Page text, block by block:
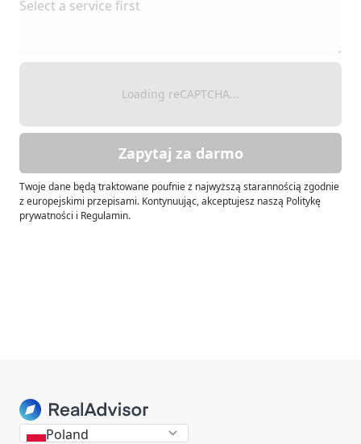
Loading reCAPTCHA...
Zapytaj za darmo
Twoje dane będą traktowane poufnie z najwyższą starannością zgodnie
z europejskimi przepisami. Kontynuując, akceptujesz naszą Politykę
prywatności i Regulamin.
Poland